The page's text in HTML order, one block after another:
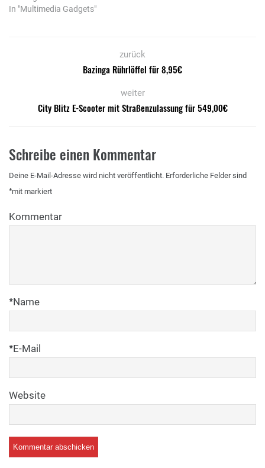
In "Multimedia Gadgets"
zurück
Bazinga Rührlöffel für 8,95€
weiter
City Blitz E-Scooter mit Straßenzulassung für 549,00€
Schreibe einen Kommentar
Deine E-Mail-Adresse wird nicht veröffentlicht. Erforderliche Felder sind
mit
* markiert
Kommentar
Name
*
E-Mail
*
Website